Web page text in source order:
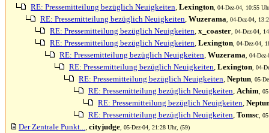
RE: Pressemitteilung bezüglich Neuigkeiten, Lexington , 04-Dez-04, 10:55
RE: Pressemitteilung bezüglich Neuigkeiten, Wuzerama , 04-Dez-04,
RE: Pressemitteilung bezüglich Neuigkeiten, x_coaster , 04-Dez-04,
RE: Pressemitteilung bezüglich Neuigkeiten, Lexington , 04-Dez-04,
RE: Pressemitteilung bezüglich Neuigkeiten, Wuzerama , 04-
RE: Pressemitteilung bezüglich Neuigkeiten, Lexington , 04-
RE: Pressemitteilung bezüglich Neuigkeiten, Neptun , 05-
RE: Pressemitteilung bezüglich Neuigkeiten, Achim ,
RE: Pressemitteilung bezüglich Neuigkeiten,
RE: Pressemitteilung bezüglich Neuigkeiten, Tomsc ,
Der Zentrale Punkt..., cityjudge , 05-Dez-04, 21:28 Uhr, (59)